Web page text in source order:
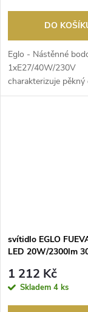
DO
Eglo - Nástěnné
1xE27/40W/230V
charakterizuje pěkný
funkční provedení.
svítidlo EGLO
LED 20W/2300lm
1 212 Kč
Skladem 4 ks